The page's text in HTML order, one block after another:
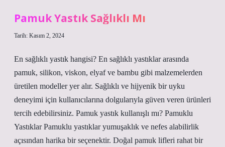
Pamuk Yastık Sağlıklı Mı
Tarih: Kasım 2, 2024
En sağlıklı yastık hangisi? En sağlıklı yastıklar arasında
pamuk, silikon, viskon, elyaf ve bambu gibi malzemelerden
üretilen modeller yer alır. Sağlıklı ve hijyenik bir uyku
deneyimi için kullanıcılarına dolgularıyla güven veren ürünleri
tercih edebilirsiniz. Pamuk yastık kullanışlı mı? Pamuklu
Yastıklar Pamuklu yastıklar yumuşaklık ve nefes alabilirlik
açısından harika bir seçenektir. Doğal pamuk lifleri rahat bir